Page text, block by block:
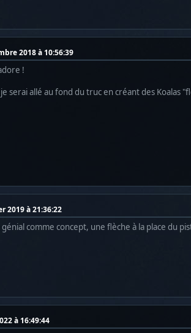
2018 à 10:56:39
!
serai allé au fond du truc en créant des Koalas
2019 à 21:36:22
comme concept, une flèche à la place du
à 16:49:44